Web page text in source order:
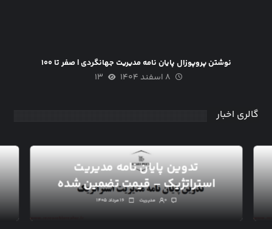
نوشتن پروپوزال پایان نامه مدیریت جهانگردی | صفر تا ۱۰۰
۸ اسفند ۱۴۰۴ ۱۳
گالری اخبار
تدوین پایان نامه مدیریت
استراتژیک – قیمت تضمین شده
۱۶ مرداد ۱۴۰۵ مدیریت ۰